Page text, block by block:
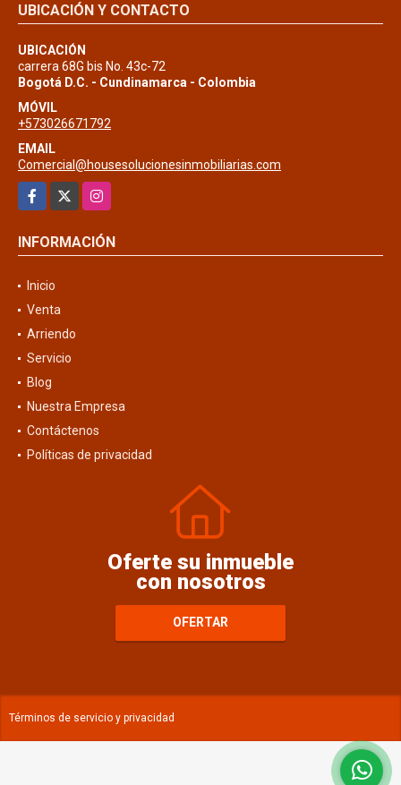
UBICACIÓN Y CONTACTO
UBICACIÓN
carrera 68G bis No. 43c-72
Bogotá D.C. - Cundinamarca - Colombia
MÓVIL
+573026671792
EMAIL
Comercial@housesolucionesinmobiliarias.com
Facebook
Instagram
INFORMACIÓN
Inicio
Venta
Arriendo
Servicio
Blog
Nuestra Empresa
Contáctenos
Políticas de privacidad
Oferte su inmueble
con nosotros
OFERTAR
Términos de servicio y privacidad